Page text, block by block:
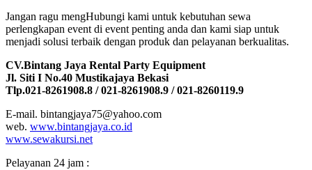
Jangan ragu mengHubungi kami untuk kebutuhan sewa
perlengkapan event di event penting anda dan kami siap untuk
menjadi solusi terbaik dengan produk dan pelayanan berkualitas.
CV.Bintang Jaya Rental Party Equipment
Jl. Siti I No.40 Mustikajaya Bekasi
Tlp.021-8261908.8 / 021-8261908.9 / 021-8260119.9
E-mail. bintangjaya75@yahoo.com
web. www.bintangjaya.co.id
www.sewakursi.net
Pelayanan 24 jam :